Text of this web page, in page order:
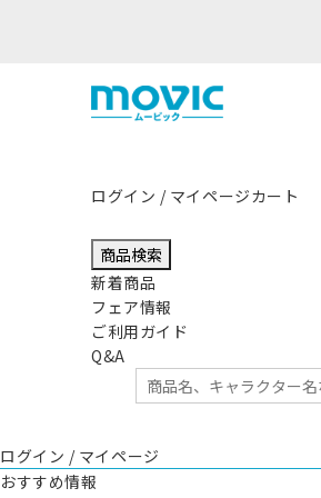
ログイン / マイページカート
商品検索
新着商品
フェア情報
ご利用ガイド
Q&A
ログイン / マイページ
おすすめ情報